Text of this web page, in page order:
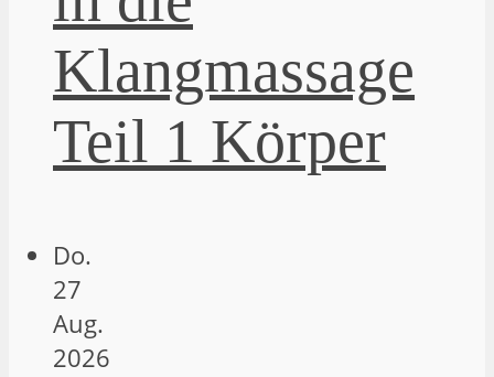
Klangmassage
Teil 1 Körper
Do.
27
Aug.
2026